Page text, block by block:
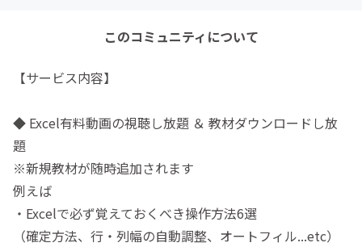
このコミュニティについて
【サービス内容】
◆ Excel有料動画の視聴し放題 ＆ 教材ダウンロードし放
題
※新規教材が随時追加されます
例えば
・Excelで必ず覚えておくべき操作方法6選
（確定方法、行・列幅の自動調整、オートフィル...etc）